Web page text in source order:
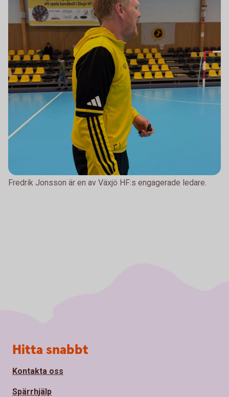
Fredrik Jonsson är en av Växjö HF:s engagerade ledare.
Sidfot
Hitta snabbt
Kontakta oss
Spärrhjälp